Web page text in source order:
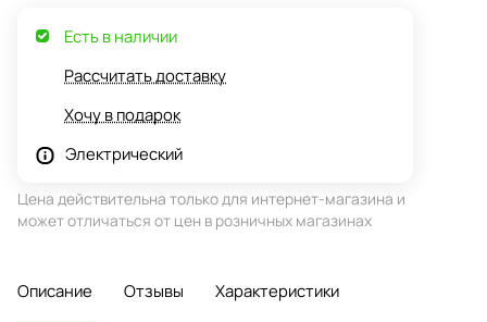
Есть в наличии
Рассчитать доставку
Хочу в подарок
Электрический
Цена действительна только для интернет-магазина и
может отличаться от цен в розничных магазинах
Описание Отзывы Характеристики